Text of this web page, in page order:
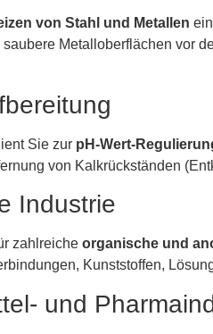
von Stahl und Metallen
Metalloberflächen vor
Sie zur pH-Wert-
von Kalkrückständen
Industrie
zahlreiche organische und
Kunststoffen,
und